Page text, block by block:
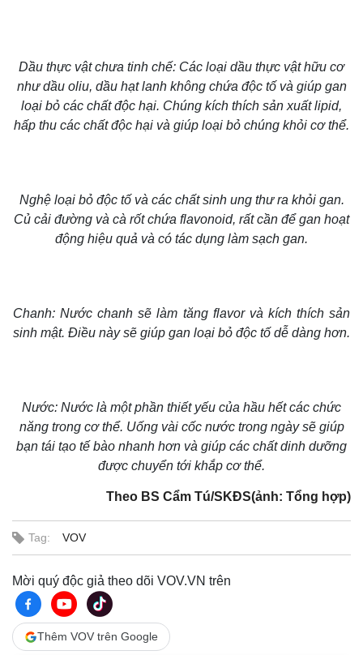
Thế giới
Quan sát
Cuộc sống đó đây
Multimedia
Video
Ảnh
Dầu thực vật chưa tinh chế: Các loại dầu thực vật hữu cơ
như dầu oliu, dầu hạt lanh không chứa độc tố và giúp gan
loại bỏ các chất độc hại. Chúng kích thích sản xuất lipid,
hấp thu các chất độc hại và giúp loại bỏ chúng khỏi cơ thể.
Nghệ loại bỏ độc tố và các chất sinh ung thư ra khỏi gan.
Củ cải đường và cà rốt chứa flavonoid, rất cần để gan hoạt
động hiệu quả và có tác dụng làm sạch gan.
Chanh: Nước chanh sẽ làm tăng flavor và kích thích sản
sinh mật. Điều này sẽ giúp gan loại bỏ độc tố dễ dàng hơn.
Nước: Nước là một phần thiết yếu của hầu hết các chức
năng trong cơ thể. Uống vài cốc nước trong ngày sẽ giúp
bạn tái tạo tế bào nhanh hơn và giúp các chất dinh dưỡng
được chuyển tới khắp cơ thể.
Theo BS Cẩm Tú/SKĐS(ảnh: Tổng hợp)
Tag: VOV
Mời quý độc giả theo dõi VOV.VN trên
Thêm VOV trên Google